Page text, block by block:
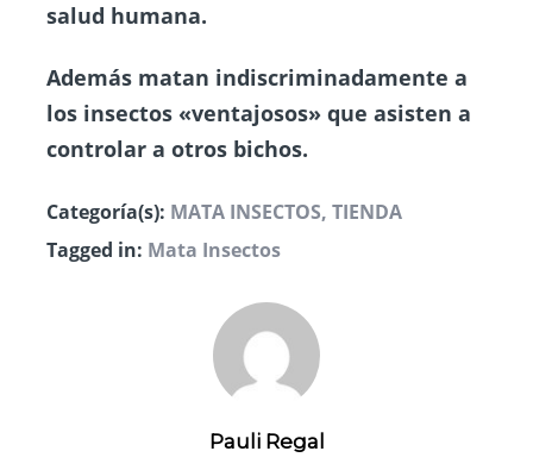
salud humana.
Además matan indiscriminadamente a
los insectos «ventajosos» que asisten a
controlar a otros bichos.
Categoría(s): MATA INSECTOS, TIENDA
Tagged in: Mata Insectos
Pauli Regal